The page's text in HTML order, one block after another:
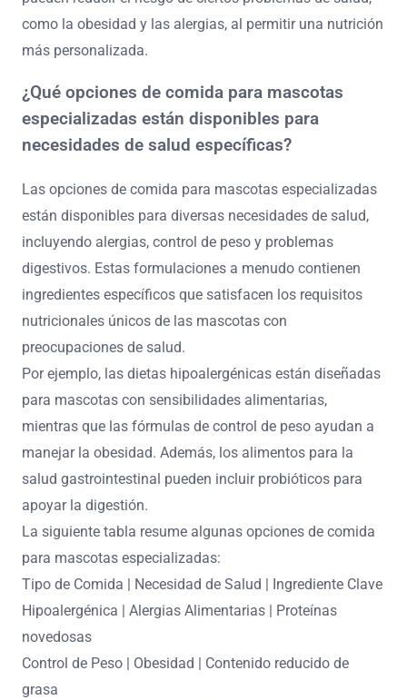
como la obesidad y las alergias, al permitir una nutrición
más personalizada.
¿Qué opciones de comida para mascotas
especializadas están disponibles para
necesidades de salud específicas?
Las opciones de comida para mascotas especializadas
están disponibles para diversas necesidades de salud,
incluyendo alergias, control de peso y problemas
digestivos. Estas formulaciones a menudo contienen
ingredientes específicos que satisfacen los requisitos
nutricionales únicos de las mascotas con
preocupaciones de salud.
Por ejemplo, las dietas hipoalergénicas están diseñadas
para mascotas con sensibilidades alimentarias,
mientras que las fórmulas de control de peso ayudan a
manejar la obesidad. Además, los alimentos para la
salud gastrointestinal pueden incluir probióticos para
apoyar la digestión.
La siguiente tabla resume algunas opciones de comida
para mascotas especializadas:
Tipo de Comida | Necesidad de Salud | Ingrediente Clave
Hipoalergénica | Alergias Alimentarias | Proteínas
novedosas
Control de Peso | Obesidad | Contenido reducido de
grasa